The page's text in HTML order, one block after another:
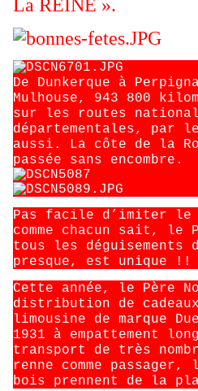
La REINE ».
De Dunkerque à
Mulhouse, 943 800
sur les routes
départementales, par
aussi. La côte de la
passée sans encombre.
Pas facile d’imiter le
comme chacun sait, le
tous les déguisements
presque, est unique !!
Cette année, le Père
distribution de
limousine de marque
1931 à empattement
transport de très
renne comme
bois prennent de la